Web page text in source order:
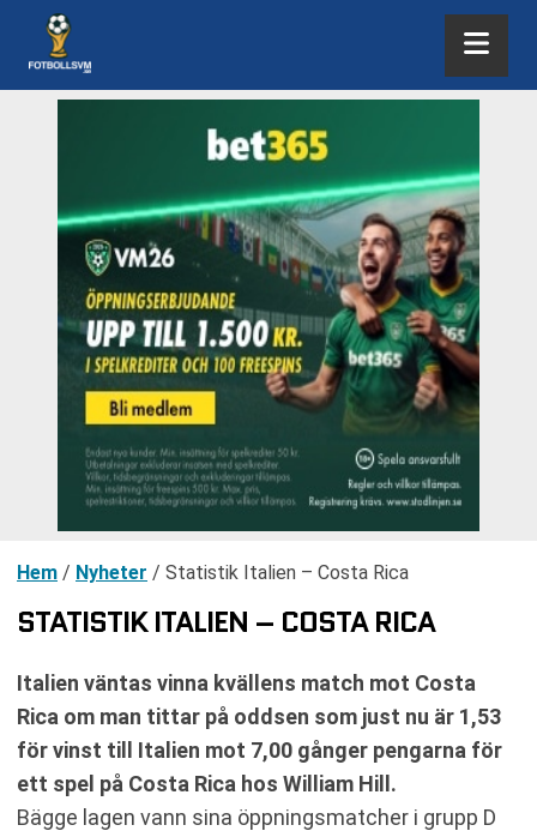
Hem / Nyheter / Statistik Italien – Costa Rica
STATISTIK ITALIEN – COSTA RICA
Italien väntas vinna kvällens match mot Costa
Rica om man tittar på oddsen som just nu är 1,53
för vinst till Italien mot 7,00 gånger pengarna för
ett spel på Costa Rica hos William Hill.
Bägge lagen vann sina öppningsmatcher i grupp D